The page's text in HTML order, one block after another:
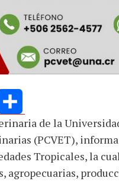
de la
(PCVET),
Tropicales, la
agropecuarias,
AGOSTO 05, 2026
Universitario
defender la democracia